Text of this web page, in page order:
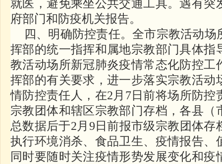
就医，避免乘坐公共交通工具。遇有突
府部门和防疫机关报告。
四、明确防控责任。全市宗教活动
挥部的统一指挥和属地宗教部门具体指
教活动场所新冠肺炎疫情常态化防控工
挥部的有关要求，进一步落实宗教活动
情防控责任人，在2月7日前将场所防控
宗教团体和辖区宗教部门存档，各县（
总数据后于2月9日前报市级宗教团体存
执行环境消杀、食品卫生、疫情报告、
同时要随时关注疫情形势发展变化和疫